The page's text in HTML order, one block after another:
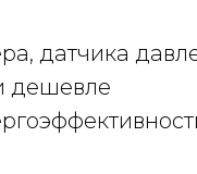
датчика
дешевле